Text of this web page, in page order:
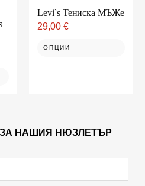
Levi`s Тениска МЪЖe
29,00 €
ОПЦИИ
the
product
page
НАШИЯ НЮЗЛЕТЪР